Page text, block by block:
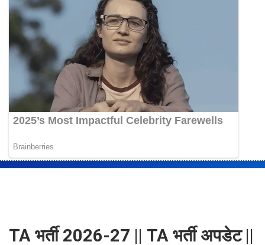
TA भर्ती 2026-27 || TA भर्ती अपडेट ||